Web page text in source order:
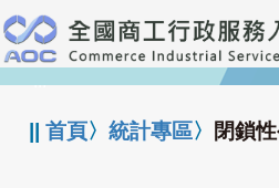
跳
到
主
要
:::
||首頁〉統計專區〉 閉鎖